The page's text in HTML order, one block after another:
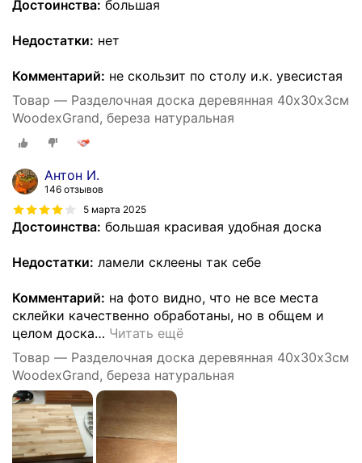
Достоинства: большая
Недостатки: нет
Комментарий: не скользит по столу и.к. увесистая
Товар — Разделочная доска деревянная 40х30х3см
WoodexGrand, береза натуральная
Антон И.
146 отзывов
5 марта 2025
Достоинства: большая красивая удобная доска
Недостатки: ламели склеены так себе
Комментарий: на фото видно, что не все места
склейки качественно обработаны, но в общем и
целом доска… Читать ещё
Товар — Разделочная доска деревянная 40х30х3см
WoodexGrand, береза натуральная